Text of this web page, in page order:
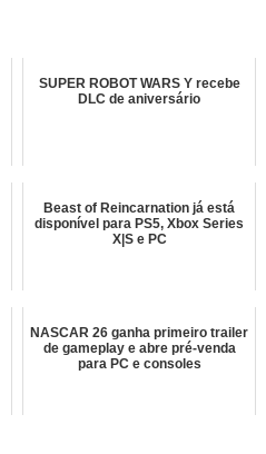
SUPER ROBOT WARS Y recebe
DLC de aniversário
Beast of Reincarnation já está
disponível para PS5, Xbox Series
X|S e PC
NASCAR 26 ganha primeiro trailer
de gameplay e abre pré-venda
para PC e consoles